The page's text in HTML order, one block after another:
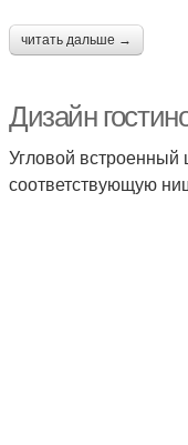
читать дальше →
Дизайн
Угловой
соответствующую